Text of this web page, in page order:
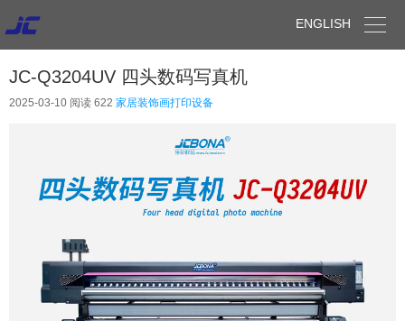
ENGLISH 
JC-Q3204UV 四头数码写真机
2025-03-10 阅读 622 家居装饰画打印设备